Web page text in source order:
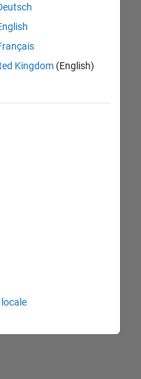
Kingdom(English)